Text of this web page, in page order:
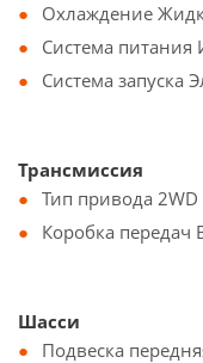
Охлаждение
Система питания
Система запуска
Трансмиссия
Тип привода 2WD
Коробка передач
Шасси
Подвеска